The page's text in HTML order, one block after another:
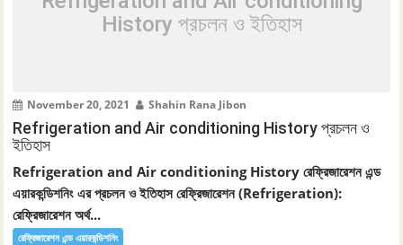
History প্রচলন ও ইতিহাস
November 20, 2021 Shahin Rana Jibon
Refrigeration and Air conditioning History প্রচলন ও
ইতিহাস
Refrigeration and Air conditioning History রেফ্রিজারেশন এন্ড
এয়ারকন্ডিশনিং এর প্রচলন ও ইতিহাস রেফ্রিজারেশন (Refrigeration):
রেফ্রিজারেশন অর্থ...
রেফ্রিজারেশন এন্ড এয়ারকন্ডিশনিং